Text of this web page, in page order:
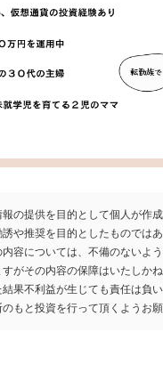
報の提供を目的として個人が作
誘や推奨を目的としたものではあ
内容については、不備のないよ
がその内容の保障はいたしかね
果不利益が生じても責任は負い
のもと投資を行って頂くようお